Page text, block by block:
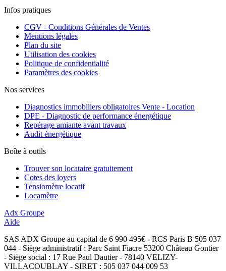
Infos pratiques
CGV - Conditions Générales de Ventes
Mentions légales
Plan du site
Utilisation des cookies
Politique de confidentialité
Paramètres des cookies
Nos services
Diagnostics immobiliers obligatoires Vente - Location
DPE - Diagnostic de performance énergétique
Repérage amiante avant travaux
Audit énergétique
Boîte à outils
Trouver son locataire gratuitement
Cotes des loyers
Tensiomètre locatif
Locamètre
Adx Groupe
Aide
SAS ADX Groupe au capital de 6 990 495€ - RCS Paris B 505 037
044 - Siège administratif : Parc Saint Fiacre 53200 Château Gontier
- Siège social : 17 Rue Paul Dautier - 78140 VELIZY-
VILLACOUBLAY - SIRET : 505 037 044 009 53